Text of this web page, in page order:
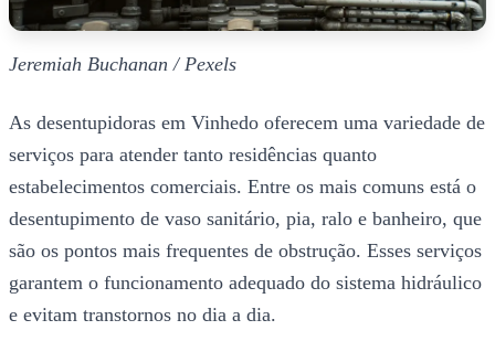
Jeremiah Buchanan / Pexels
As desentupidoras em Vinhedo oferecem uma variedade de
serviços para atender tanto residências quanto
estabelecimentos comerciais. Entre os mais comuns está o
desentupimento de vaso sanitário, pia, ralo e banheiro, que
são os pontos mais frequentes de obstrução. Esses serviços
garantem o funcionamento adequado do sistema hidráulico
e evitam transtornos no dia a dia.